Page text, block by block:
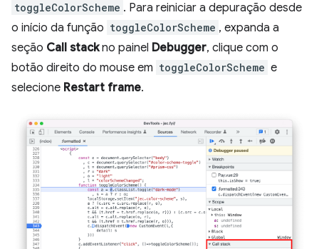
toggleColorScheme . Para reiniciar a depuração desde
o início da função toggleColorScheme , expanda a
seção Call stackno painel Debugger, clique com o
botão direito do mouse em toggleColorScheme e
selecione Restart frame.